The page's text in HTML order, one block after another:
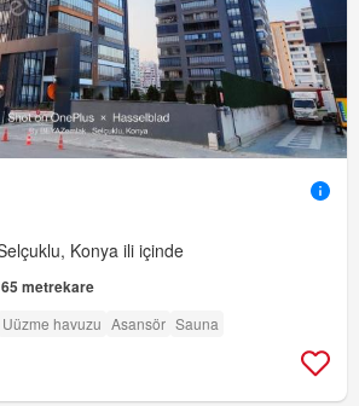
Konya ili içinde
metrekare
Uüzme havuzu Asansör Sauna